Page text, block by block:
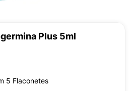
Plus 5ml
5 Flaconetes